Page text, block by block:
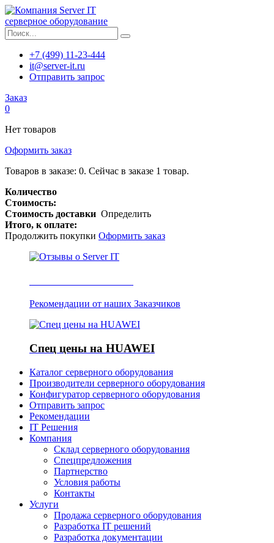
серверное оборудование
+7 (499) 11-23-444
it@server-it.ru
Отправить запрос
Заказ
0
Нет товаров
Оформить заказ
Товаров в заказе: 0. Сейчас в заказе 1 товар.
Количество
Стоимость:
Стоимость доставки Определить
Итого, к оплате:
Продолжить покупки Оформить заказ
Рекомендации от наших Заказчиков
Спец цены на HUAWEI
Каталог серверного оборудования
Производители серверного оборудования
Конфигуратор серверного оборудования
Отправить запрос
Рекомендации
IT Решения
Компания
Склад серверного оборудования
Спецпредложения
Партнерство
Условия работы
Контакты
Услуги
Продажа серверного оборудования
Разработка IT решений
Разработка документации